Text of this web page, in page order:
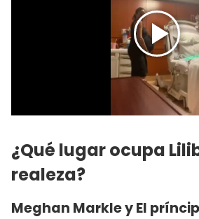
¿Qué lugar ocupa
realeza?
Meghan Markle y El